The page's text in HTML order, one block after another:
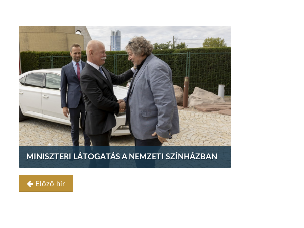
MINISZTERI LÁTOGATÁS A NEMZETI SZÍNHÁZBAN
Előző hír